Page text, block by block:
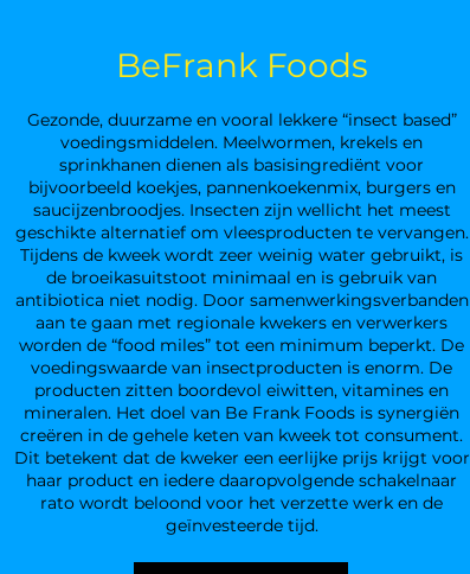
BeFrank Foods
Gezonde, duurzame en vooral lekkere “insect based”
voedingsmiddelen. Meelwormen, krekels en
sprinkhanen dienen als basisingrediënt voor
bijvoorbeeld koekjes, pannenkoekenmix, burgers en
saucijzenbroodjes. Insecten zijn wellicht het meest
geschikte alternatief om vleesproducten te vervangen.
Tijdens de kweek wordt zeer weinig water gebruikt, is
de broeikasuitstoot minimaal en is gebruik van
antibiotica niet nodig. Door samenwerkingsverbanden
aan te gaan met regionale kwekers en verwerkers
worden de “food miles” tot een minimum beperkt. De
voedingswaarde van insectproducten is enorm. De
producten zitten boordevol eiwitten, vitamines en
mineralen. Het doel van Be Frank Foods is synergiën
creëren in de gehele keten van kweek tot consument.
Dit betekent dat de kweker een eerlijke prijs krijgt voor
haar product en iedere daaropvolgende schakelnaar
rato wordt beloond voor het verzette werk en de
geïnvesteerde tijd.